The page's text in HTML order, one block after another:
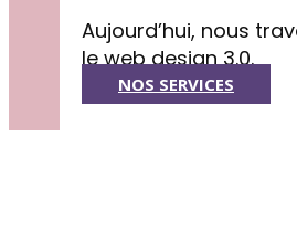
Aujourd’hui, nous
le web design 3.0.
NOS SERVICES